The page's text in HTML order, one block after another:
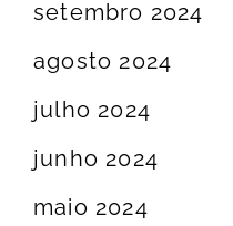
setembro 2024
agosto 2024
julho 2024
junho 2024
maio 2024